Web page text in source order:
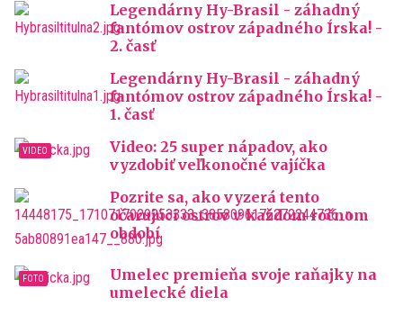
Legendárny Hy-Brasil - záhadný
fantómov ostrov západného Írska! -
2. časť
Legendárny Hy-Brasil - záhadný
fantómov ostrov západného Írska! -
1. časť
Video: 25 super nápadov, ako
vyzdobiť veľkonočné vajíčka
Pozrite sa, ako vyzerá tento
očarujúci ostrov v každom ročnom
období
Umelec premieňa svoje raňajky na
umelecké diela